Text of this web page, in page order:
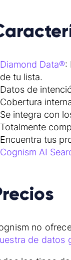
Diamond Data®:
de tu lista.
Datos de
Cobertura
Se integra con
Totalmente
Encuentra tus
Cognism AI
no
de datos